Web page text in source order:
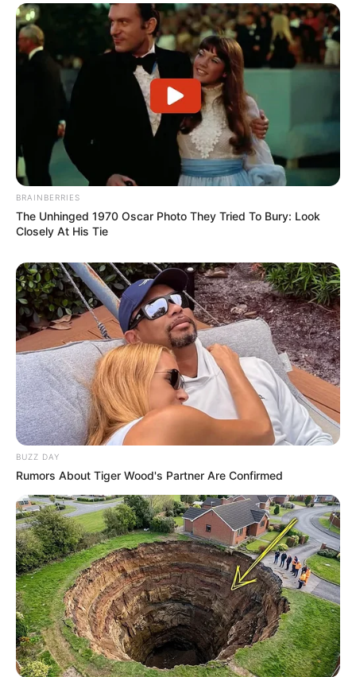
BRAINBERRIES
The Unhinged 1970 Oscar Photo They Tried To Bury: Look
Closely At His Tie
BUZZ DAY
Rumors About Tiger Wood's Partner Are Confirmed